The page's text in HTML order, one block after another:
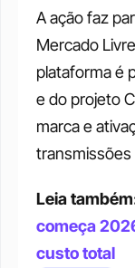
A ação faz
Mercado
plataforma é
e do projeto
marca e
transmissões
Leia
começa
custo total